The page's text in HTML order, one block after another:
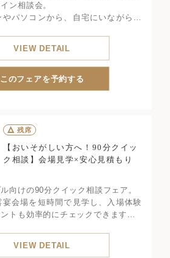
ン相談会。
やパソコンから、自宅にいながらチ
数・日程に合わせた概算見積もりや
明もオンラインで対応。
学が難しい」「忙しくて時間がな
プルでも安心して相談でき、気にな
VIEW DETAIL
このフェアを予約する
△ 残席
【おいそがしい方へ！90分クイッ
ク相談】会場見学×安心見積もり
向けの90分クイック相談フェア。
会場を短時間で見学し、入場体験
トも効率的にチェックできます。
に相談可能です。
VIEW DETAIL